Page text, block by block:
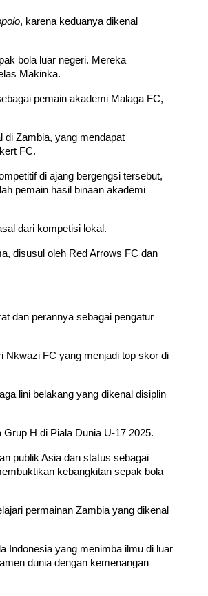
, karena keduanya dikenal
bola luar negeri. Mereka
Makinka.
pemain akademi Malaga FC,
di Zambia, yang mendapat
FC.
di ajang bergengsi tersebut,
pemain hasil binaan akademi
dari kompetisi lokal.
disusul oleh Red Arrows FC dan
dan perannya sebagai pengatur
Nkwazi FC yang menjadi top skor di
lini belakang yang dikenal disiplin
H di Piala Dunia U-17 2025.
publik Asia dan status sebagai
kebangkitan sepak bola
permainan Zambia yang dikenal
Indonesia yang menimba ilmu di luar
dunia dengan kemenangan